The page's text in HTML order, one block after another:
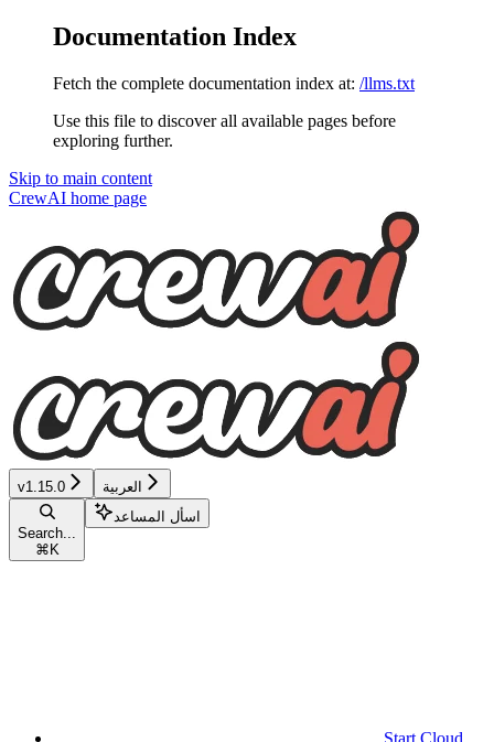
Documentation Index
Fetch the complete documentation index at: /llms.txt
Use this file to discover all available pages before
exploring further.
Skip to main content
CrewAI home page
v1.15.0 العربية
Search...
⌘ K
اسأل المساعد
Start Cloud